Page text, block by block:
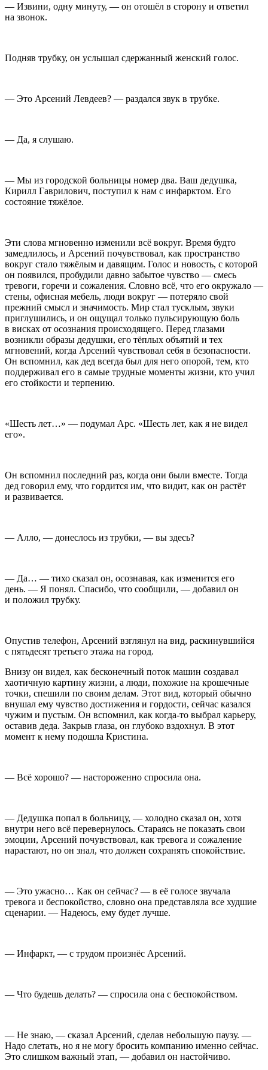
— Извини, одну минуту, — он отошёл в сторону и ответил
на звонок.
Подняв трубку, он услышал сдержанный женский голос.
— Это Арсений Левдеев? — раздался звук в трубке.
— Да, я слушаю.
— Мы из городской больницы номер два. Ваш дедушка,
Кирилл Гаврилович, поступил к нам с инфарктом. Его
состояние тяжёлое.
Эти слова мгновенно изменили всё вокруг. Время будто
замедлилось, и Арсений почувствовал, как пространство
вокруг стало тяжёлым и давящим. Голос и новость, с которой
он появился, пробудили давно забытое чувство — смесь
тревоги, горечи и сожаления. Словно всё, что его окружало —
стены, офисная мебель, люди вокруг — потеряло свой
прежний смысл и значимость. Мир стал тусклым, звуки
приглушились, и он ощущал только пульсирующую боль
в висках от осознания происходящего. Перед глазами
возникли образы дедушки, его тёплых объятий и тех
мгновений, когда Арсений чувствовал себя в безопасности.
Он вспомнил, как дед всегда был для него опорой, тем, кто
поддерживал его в самые трудные моменты жизни, кто учил
его стойкости и терпению.
«Шесть лет…» — подумал Арс. «Шесть лет, как я не видел
его».
Он вспомнил последний раз, когда они были вместе. Тогда
дед говорил ему, что гордится им, что видит, как он растёт
и развивается.
— Алло, — донеслось из трубки, — вы здесь?
— Да… — тихо сказал он, осознавая, как изменится его
день. — Я понял. Спасибо, что сообщили, — добавил он
и положил трубку.
Опустив телефон, Арсений взглянул на вид, раскинувшийся
с пятьдесят третьего этажа на город.
Внизу он видел, как бесконечный поток машин создавал
хаотичную картину жизни, а люди, похожие на крошечные
точки, спешили по своим делам. Этот вид, который обычно
внушал ему чувство достижения и гордости, сейчас казался
чужим и пустым. Он вспомнил, как когда-то выбрал карьеру,
оставив деда. Закрыв глаза, он глубоко вздохнул. В этот
момент к нему подошла Кристина.
— Всё хорошо? — настороженно спросила она.
— Дедушка попал в больницу, — холодно сказал он, хотя
внутри него всё перевернулось. Стараясь не показать свои
эмоции, Арсений почувствовал, как тревога и сожаление
нарастают, но он знал, что должен сохранять спокойствие.
— Это ужасно… Как он сейчас? — в её голосе звучала
тревога и беспокойство, словно она представляла все худшие
сценарии. — Надеюсь, ему будет лучше.
— Инфаркт, — с трудом произнёс Арсений.
— Что будешь делать? — спросила она с беспокойством.
— Не знаю, — сказал Арсений, сделав небольшую паузу. —
Надо слетать, но я не могу бросить компанию именно сейчас.
Это слишком важный этап, — добавил он настойчиво.